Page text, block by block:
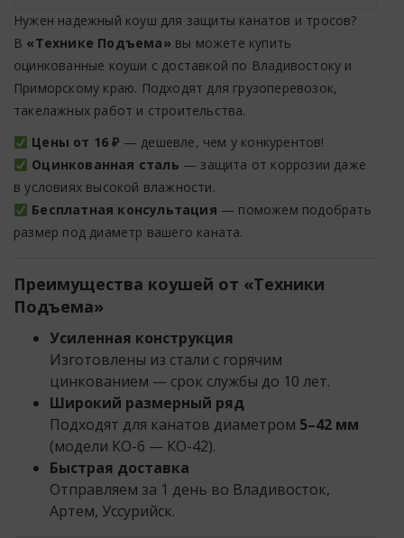
Нужен надежный коуш для защиты канатов и тросов?
В «Технике Подъема» вы можете купить
оцинкованные коуши с доставкой по Владивостоку и
Приморскому краю. Подходят для грузоперевозок,
такелажных работ и строительства.
Цены от 16 ₽ — дешевле, чем у конкурентов!
Оцинкованная сталь — защита от коррозии даже
в условиях высокой влажности.
Бесплатная консультация — поможем подобрать
размер под диаметр вашего каната.
Преимущества коушей от «Техники
Подъема»
Усиленная конструкция
Изготовлены из стали с горячим
цинкованием — срок службы до 10 лет.
Широкий размерный ряд
Подходят для канатов диаметром 5–42 мм
(модели КО-6 — КО-42).
Быстрая доставка
Отправляем за 1 день во Владивосток,
Артем, Уссурийск.